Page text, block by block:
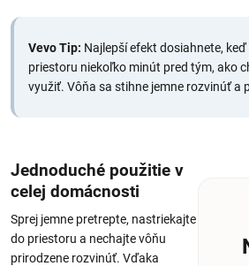
Vevo Tip: Najlepší efekt dosiahnete,
priestoru niekoľko minút pred tým, ako
využiť. Vôňa sa stihne jemne rozvinúť a
Jednoduché použitie v
celej domácnosti
Sprej jemne pretrepte, nastriekajte
do priestoru a nechajte vôňu
prirodzene rozvinúť. Vďaka